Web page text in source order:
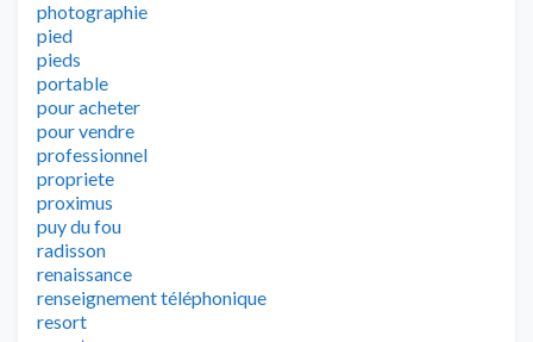
photographie
pied
pieds
portable
pour acheter
pour vendre
professionnel
propriete
proximus
puy du fou
radisson
renaissance
renseignement téléphonique
resort